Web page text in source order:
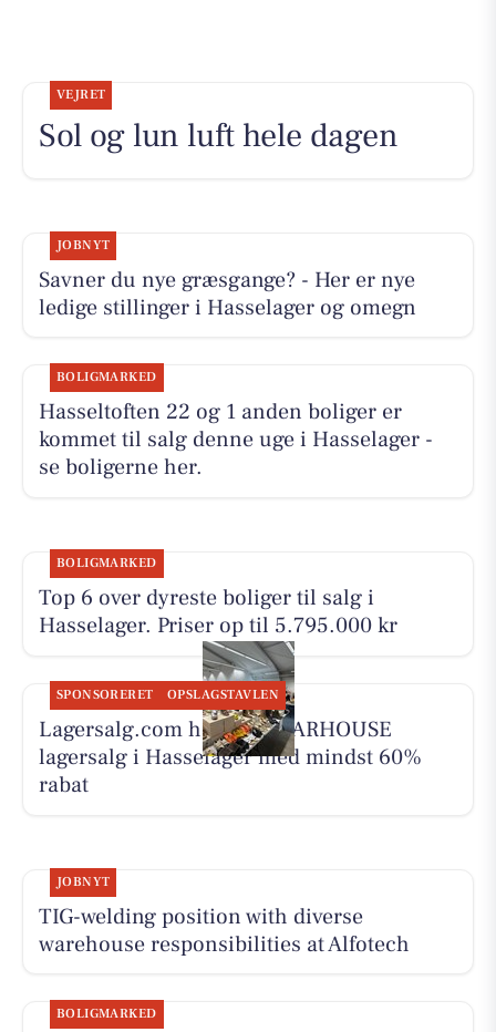
VEJRET
Sol og lun luft hele dagen
JOBNYT
Savner du nye græsgange? - Her er nye
ledige stillinger i Hasselager og omegn
BOLIGMARKED
Hasseltoften 22 og 1 anden boliger er
kommet til salg denne uge i Hasselager -
se boligerne her.
BOLIGMARKED
Top 6 over dyreste boliger til salg i
Hasselager. Priser op til 5.795.000 kr
SPONSORERET OPSLAGSTAVLEN
Lagersalg.com holder WEARHOUSE
lagersalg i Hasselager med mindst 60%
rabat
JOBNYT
TIG-welding position with diverse
warehouse responsibilities at Alfotech
BOLIGMARKED